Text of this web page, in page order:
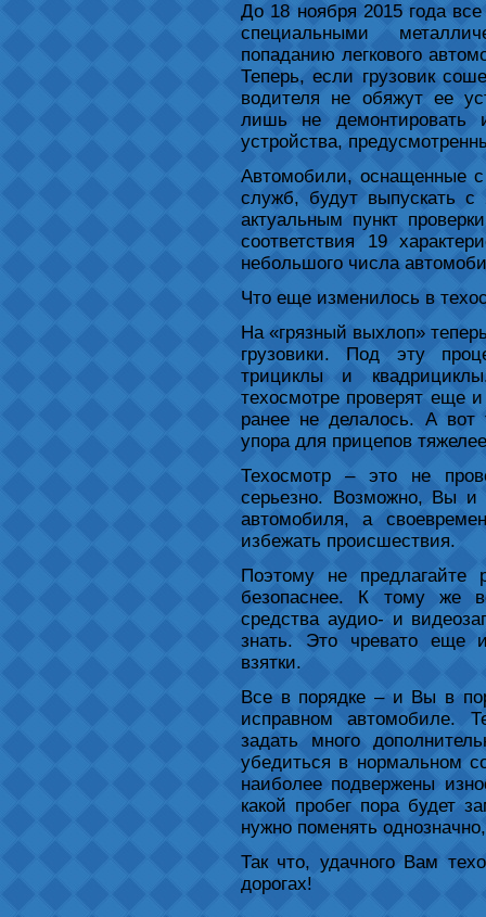
До 18 ноября 2015 года
специальными
попаданию легкового
Теперь, если грузовик
водителя не обяжут ее
лишь не демонтировать
устройства,
Автомобили, оснащенные с
служб, будут выпускать
актуальным пункт
соответствия 19
небольшого числа
Что еще изменилось в
На «грязный выхлоп»
грузовики. Под эту
трициклы и
техосмотре проверят еще
ранее не делалось. А вот
упора для прицепов
Техосмотр – это не
серьезно. Возможно, Вы и
автомобиля, а
избежать происшествия.
Поэтому не
безопаснее. К тому же
средства аудио- и
знать. Это чревато еще
взятки.
Все в порядке – и Вы в
исправном автомобиле.
задать много
убедиться в нормальном
наиболее подвержены
какой пробег пора будет
нужно поменять
Так что, удачного Вам
дорогах!